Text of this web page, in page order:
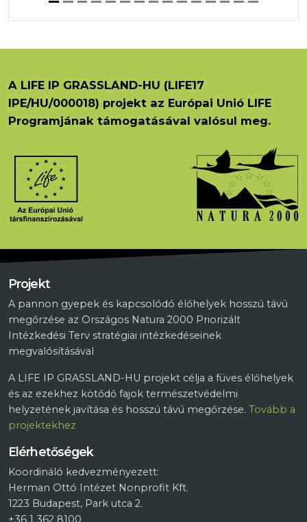
A LIFE IP GRASSLAND-HU (LIFE17
IPE/HU/000018) projekt az Európai Unió LIFE
Programjának támogatásával valósul meg.
Projekt
A pannon gyepek és kapcsolódó élőhelyek hosszú távú
megőrzése az Országos Natura 2000 Priorizált
Intézkedési Terv stratégiai intézkedéseinek
megvalósításával
A LIFE IP GRASSLAND-HU projekt célja a füves élőhelyek
és az ezekhez kötődő fajok természetvédelmi
helyzetének javítása és hosszú távú megőrzése. Tovább a
projektekhez
Elérhetőségek
Koordináló kedvezményezett:
Herman Ottó Intézet Nonprofit Kft.
1223 Budapest, Park utca 2.
+36 1 362 8100